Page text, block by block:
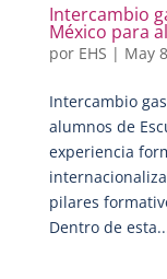
Intercambio
México para
por EHS | May
Intercambio
alumnos de
experiencia
pilares
Dentro de